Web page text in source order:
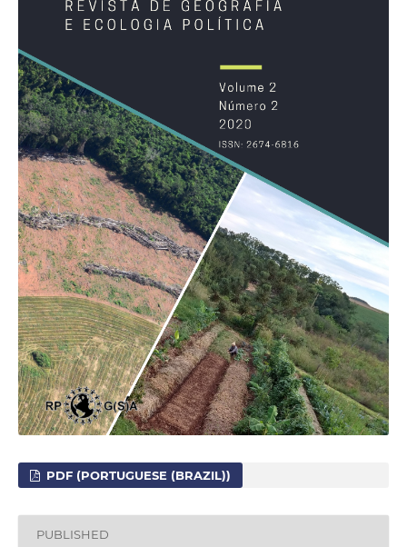
PDF (PORTUGUESE (BRAZIL))
PUBLISHED